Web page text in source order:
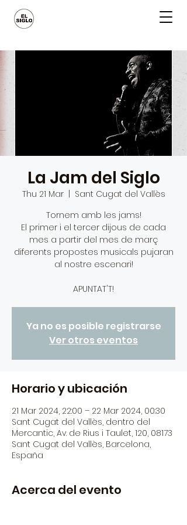
La Jam del Siglo
Thu 21 Mar
  |
Sant Cugat del Vallès
Tornem amb les jams!
El primer i el tercer dijous de cada
mes a partir del mes de març
diferents propostes musicals pujaran
al nostre escenari!
APUNTAT'T!
Ya no es posible registrarse
Ver otros eventos
Horario y ubicación
21 Mar 2024, 22:00 – 22 Mar 2024, 00:30
Sant Cugat del Vallès, dentro del
Mercantic, Av. de Rius i Taulet, 120, 08173
Sant Cugat del Vallès, Barcelona,
España
Acerca del evento